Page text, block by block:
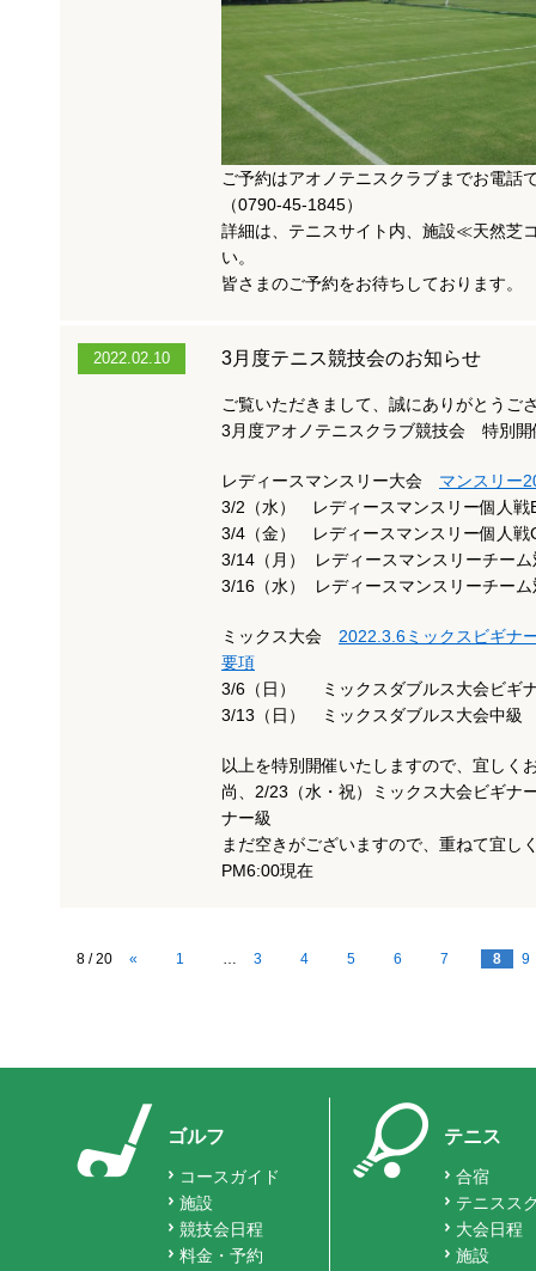
ご予約はアオノテニスクラブまでお電話
（0790-45-1845）
詳細は、テニスサイト内、施設≪天然芝
い。
皆さまのご予約をお待ちしております。
2022.02.10 3月度テニス競技会のお知らせ
ご覧いただきまして、誠にありがとうご
3月度アオノテニスクラブ競技会 特別開
レディースマンスリー大会 マンスリ
3/2（水） レディースマンスリー個人
3/4（金） レディースマンスリー個人戦
3/14（月） レディースマンスリーチーム
3/16（水） レディースマンスリーチーム
ミックス大会 2022.3.6ミックスビギ
要項
3/6（日） ミックスダブルス大会ビギ
3/13（日） ミックスダブルス大会
以上を特別開催いたしますので、宜しく
尚、2/23（水・祝）ミックス大会ビギナ
ナー級
まだ空きがございますので、重ねて宜
PM6:00現在
8 / 20 « 1 … 3 4 5 6 7 8 9
ゴルフ
コースガイド
施設
競技会日程
料金・予約
テニス
合宿
テニスス
大会日程
施設